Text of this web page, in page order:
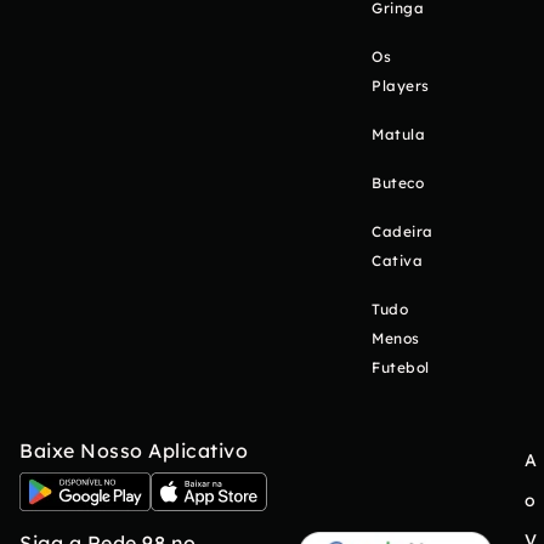
Gringa
Os
Players
Matula
Buteco
Cadeira
Cativa
Tudo
Menos
Futebol
Baixe Nosso Aplicativo
A
o